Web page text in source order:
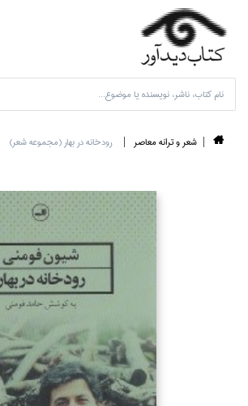
شعر و ترانه معاصر رودخانه در بهار (مجموعه شعر)